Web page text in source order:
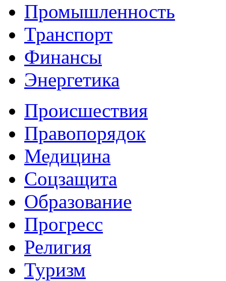
Промышленность
Транспорт
Финансы
Энергетика
Происшествия
Правопорядок
Медицина
Соцзащита
Образование
Прогресс
Религия
Туризм